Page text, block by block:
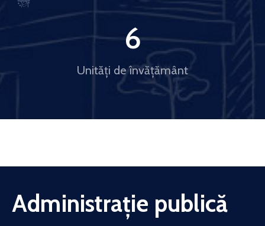
Unități de învățământ
6
Administrație publică